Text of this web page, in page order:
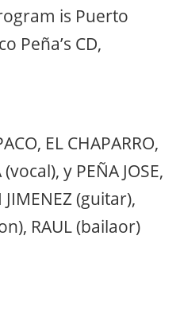
is Puerto
Peña’s CD,
EL CHAPARRO,
y PEÑA JOSE,
JIMENEZ (guitar),
RAUL (bailaor)